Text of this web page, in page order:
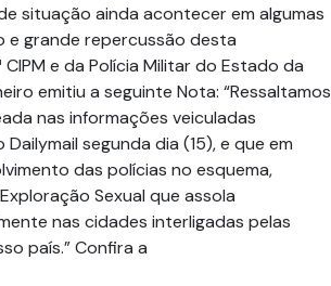
situação ainda acontecer em algumas
e grande repercussão desta
e da Polícia Militar do Estado da
emitiu a seguinte Nota: “Ressaltamos
nas informações veiculadas
segunda dia (15), e que em
das polícias no esquema,
Sexual que assola
nas cidades interligadas pelas
país.” Confira a